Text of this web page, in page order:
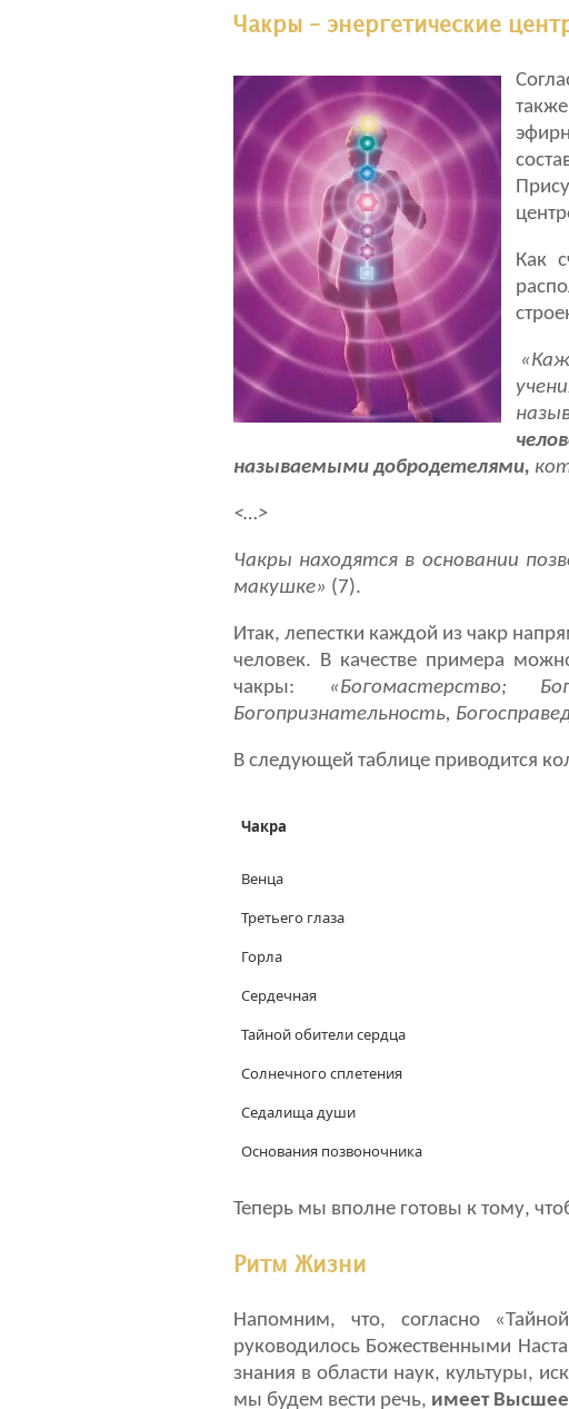
Чакры – энергетические
Как
называемыми добродетелями,
<…>
Чакры находятся в основании
макушке» (7).
Итак, лепестки каждой из чакр
человек. В качестве примера
чакры:
«Богомастерство;
Богопризнательность,
В следующей таблице приводится
Чакра
Венца
Третьего глаза
Горла
Сердечная
Тайной обители сердца
Солнечного сплетения
Седалища души
Основания позвоночника
Теперь мы вполне готовы к тому,
Ритм Жизни
Напомним, что, согласно
руководилось Божественными
знания в области наук, культуры,
мы будем вести речь, имеет